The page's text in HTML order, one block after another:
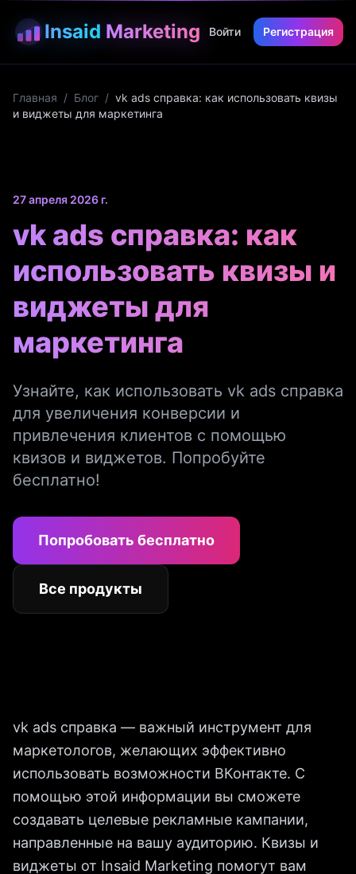
Insaid Marketing Войти Регистрация
Главная / Блог / vk ads справка: как использовать квизы
и виджеты для маркетинга
27 апреля 2026 г.
vk ads справка: как
использовать квизы и
виджеты для
маркетинга
Узнайте, как использовать vk ads справка
для увеличения конверсии и
привлечения клиентов с помощью
квизов и виджетов. Попробуйте
бесплатно!
Попробовать бесплатно
Все продукты
vk ads справка — важный инструмент для
маркетологов, желающих эффективно
использовать возможности ВКонтакте. С
помощью этой информации вы сможете
создавать целевые рекламные кампании,
направленные на вашу аудиторию. Квизы и
виджеты от Insaid Marketing помогут вам